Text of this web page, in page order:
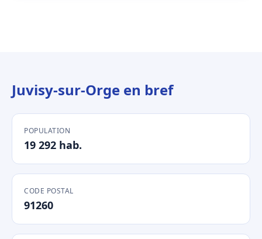
Juvisy-sur-Orge en bref
POPULATION
19 292 hab.
CODE POSTAL
91260